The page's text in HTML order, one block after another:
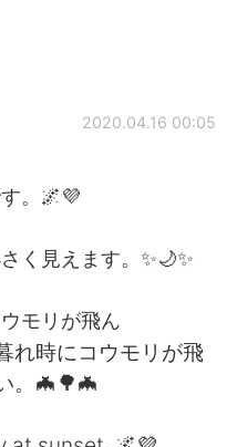
2020.04.16 00:05
。🌌💜
く見えます。✨🌙✨
モリが飛ん
れ時にコウモリが飛
。🦇🌳🦇